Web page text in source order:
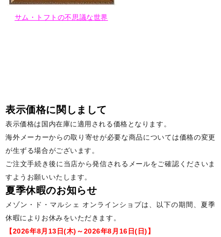
サム・トフトの不思議な世界
表示価格に関しまして
表示価格は国内在庫に適用される価格となります。
海外メーカーからの取り寄せが必要な商品については価格の変更
が生ずる場合がございます。
ご注文手続き後に当店から発信されるメールをご確認くださいま
すようお願いいたします。
夏季休暇のお知らせ
メゾン・ド・マルシェ オンラインショプは、以下の期間、夏季
休暇によりお休みをいただきます。
【2026年8月13日(木)～2026年8月16日(日)】